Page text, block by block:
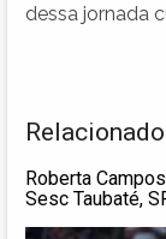
dessa jornada
Roberta
Sesc Taubaté,